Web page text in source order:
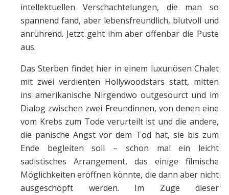
intellektuellen Verschachtelungen, die man so
spannend fand, aber lebensfreundlich, blutvoll und
anrührend. Jetzt geht ihm aber offenbar die Puste
aus.
Das Sterben findet hier in einem luxuriösen Chalet
mit zwei verdienten Hollywoodstars statt, mitten
ins amerikanische Nirgendwo outgesourct und im
Dialog zwischen zwei Freundinnen, von denen eine
vom Krebs zum Tode verurteilt ist und die andere,
die panische Angst vor dem Tod hat, sie bis zum
Ende begleiten soll – schon mal ein leicht
sadistisches Arrangement, das einige filmische
Möglichkeiten eröffnen könnte, die dann aber nicht
ausgeschöpft werden. Im Zuge dieser